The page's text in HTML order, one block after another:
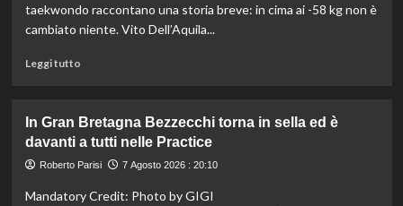
16
anni
Mondiali
U20
taekwondo raccontano una storia breve: in cima ai -58 kg non è
cambiato niente. Vito Dell’Aquila...
Leggi tuttoLeggi
Taekwondo,
Dell’Aquila
non
la
In Gran Bretagna Bezzecchi torna in sella ed è
davanti a tutti nelle Practice
Roberto Parisi 7 Agosto 2026 : 20:10
Mandatory Credit: Photo by GIGI